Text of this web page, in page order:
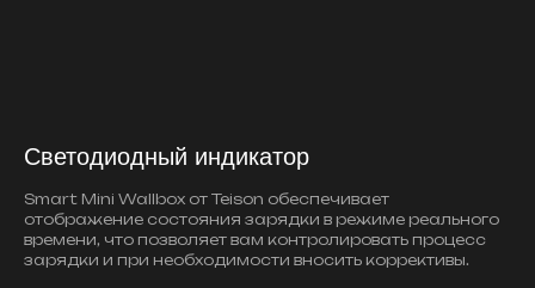
Светодиодный индикатор
Smart Mini Wallbox от Teison обеспечивает
отображение состояния зарядки в режиме реального
времени, что позволяет вам контролировать процесс
зарядки и при необходимости вносить коррективы.